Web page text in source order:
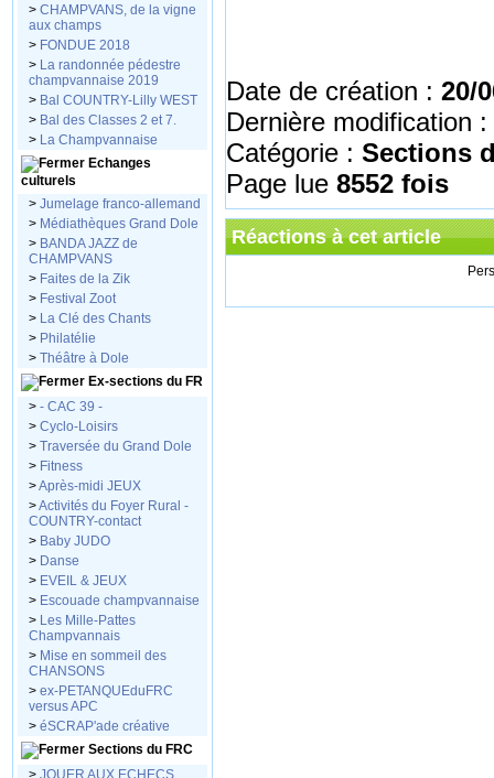
> CHAMPVANS, de la vigne
aux champs
> FONDUE 2018
> La randonnée pédestre
champvannaise 2019
> Bal COUNTRY-Lilly WEST
> Bal des Classes 2 et 7.
> La Champvannaise
Echanges
culturels
> Jumelage franco-allemand
> Médiathèques Grand Dole
> BANDA JAZZ de
CHAMPVANS
> Faites de la Zik
> Festival Zoot
> La Clé des Chants
> Philatélie
> Théâtre à Dole
Ex-sections du FR
> - CAC 39 -
> Cyclo-Loisirs
> Traversée du Grand Dole
> Fitness
>Après-midi JEUX
>Activités du Foyer Rural -
COUNTRY-contact
> Baby JUDO
> Danse
> EVEIL & JEUX
> Escouade champvannaise
> Les Mille-Pattes
Champvannais
> Mise en sommeil des
CHANSONS
> ex-PETANQUEduFRC
versus APC
> éSCRAP'ade créative
Sections du FRC
> JOUER AUX ECHECS
Date de création : 20/
Dernière modification :
Catégorie : Sections
Page lue 8552 fois
Réactions à cet article